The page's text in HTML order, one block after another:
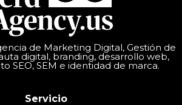
de Marketing Digital, Gestión de
digital, branding, desarrollo web,
SEO, SEM e identidad de marca.
Servicio